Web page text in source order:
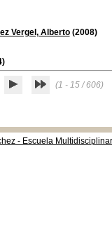
Vergel, Alberto(2008)
(1 - 15 / 606)
- Escuela